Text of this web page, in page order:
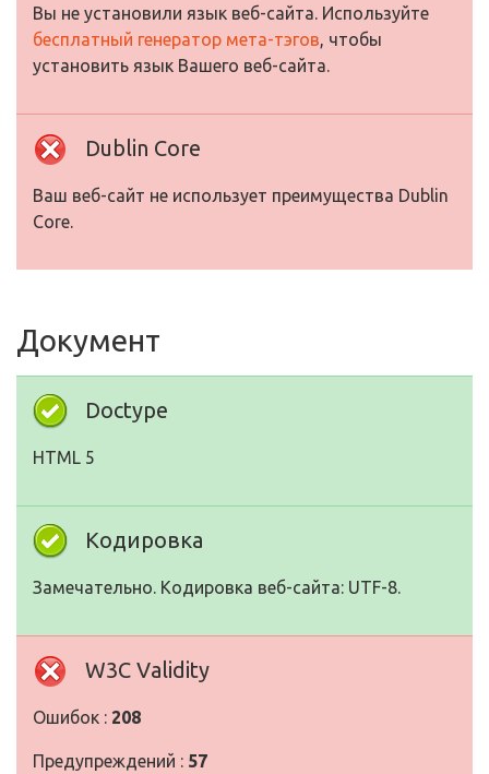
Вы не установили язык веб-сайта. Используйте
бесплатный генератор мета-тэгов, чтобы
установить язык Вашего веб-сайта.
Dublin Core
Ваш веб-сайт не использует преимущества Dublin
Core.
Документ
Doctype
HTML 5
Кодировка
Замечательно. Кодировка веб-сайта: UTF-8.
W3C Validity
Ошибок : 208
Предупреждений : 57